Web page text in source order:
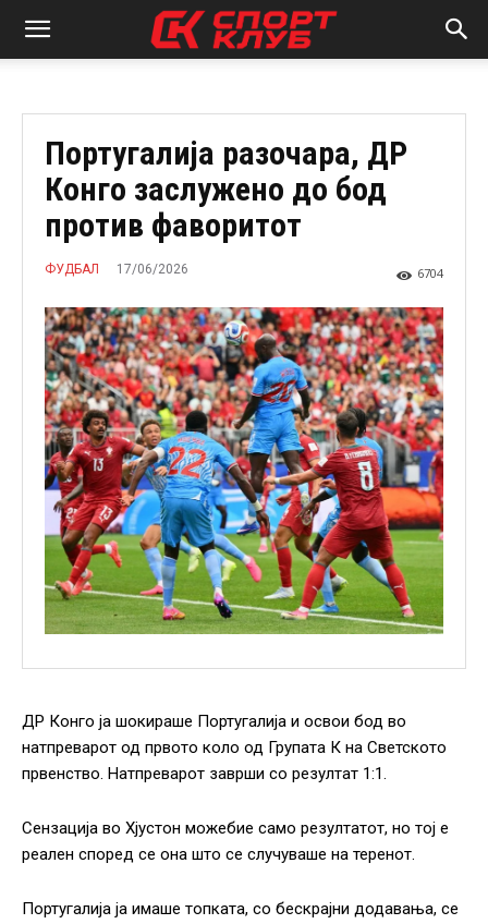
Португалија разочара, ДР
Конго заслужено до бод
против фаворитот
ФУДБАЛ 17/06/2026 6704
ДР Конго ја шокираше Португалија и освои бод во
натпреварот од првото коло од Групата К на Светското
првенство. Натпреварот заврши со резултат 1:1.
Сензација во Хјустон можебие само резултатот, но тој е
реален според се она што се случуваше на теренот.
Португалија ја имаше топката, со бескрајни додавања, се